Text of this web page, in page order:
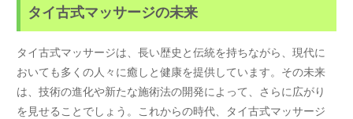
タイ古式マッサージの未来
タイ古式マッサージは、長い歴史と伝統を持ちながら、現代に
おいても多くの人々に癒しと健康を提供しています。その未来
は、技術の進化や新たな施術法の開発によって、さらに広がり
を見せることでしょう。これからの時代、タイ古式マッサージ